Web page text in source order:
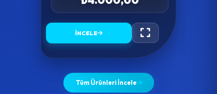
İNCELE
Tüm Ürünleri İncele